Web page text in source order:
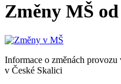
Změny MŠ
Informace o změnách
v České Skalici